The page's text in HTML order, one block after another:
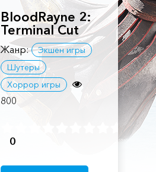
BloodRayne 2:
Terminal Cut
Жанр:
Экшен игры
Шутеры
Хоррор игры
800
0